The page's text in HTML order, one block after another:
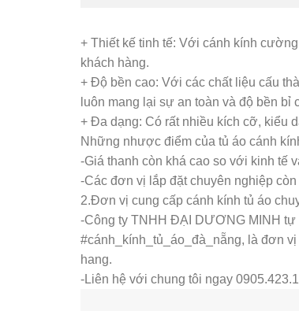
+ Thiết kế tinh tế: Với cánh kính
khách hàng.
+ Độ bền cao: Với các chất liệu cấu
luôn mang lại sự an toàn và độ bền bỉ
+ Đa dạng: Có rất nhiều kích cỡ, kiểu
Những nhược điểm của tủ áo cánh
-Giá thanh còn khá cao so với kinh tế
-Các đơn vị lắp đặt chuyên nghiệp
2.Đơn vị cung cấp cánh kính tủ áo
-Công ty TNHH ĐẠI DƯƠNG MINH
#cánh_kính_tủ_áo_đà_nẵng, là đơn
hang.
-Liên hệ với chung tôi ngay